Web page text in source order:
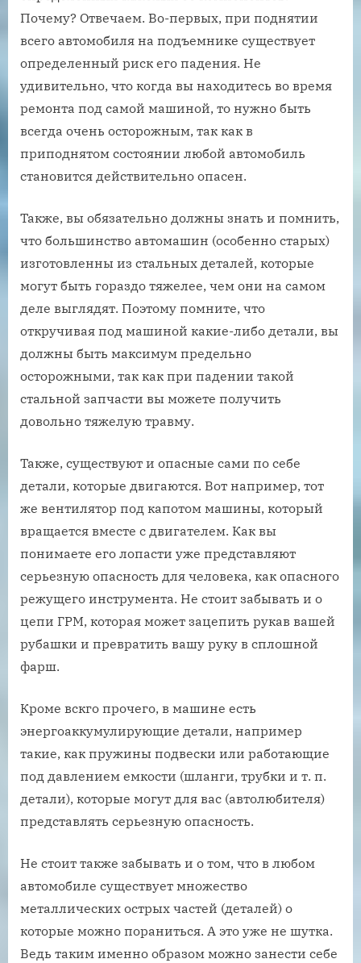
Почему? Отвечаем. Во-первых, при поднятии
всего автомобиля на подъемнике существует
определенный риск его падения. Не
удивительно, что когда вы находитесь во время
ремонта под самой машиной, то нужно быть
всегда очень осторожным, так как в
приподнятом состоянии любой автомобиль
становится действительно опасен.
Также, вы обязательно должны знать и помнить,
что большинство автомашин (особенно старых)
изготовленны из стальных деталей, которые
могут быть гораздо тяжелее, чем они на самом
деле выглядят. Поэтому помните, что
откручивая под машиной какие-либо детали, вы
должны быть максимум предельно
осторожными, так как при падении такой
стальной запчасти вы можете получить
довольно тяжелую травму.
Также, существуют и опасные сами по себе
детали, которые двигаются. Вот например, тот
же вентилятор под капотом машины, который
вращается вместе с двигателем. Как вы
понимаете его лопасти уже представляют
серьезную опасность для человека, как опасного
режущего инструмента. Не стоит забывать и о
цепи ГРМ, которая может зацепить рукав вашей
рубашки и превратить вашу руку в сплошной
фарш.
Кроме вскго прочего, в машине есть
энергоаккумулирующие детали, например
такие, как пружины подвески или работающие
под давлением емкости (шланги, трубки и т. п.
детали), которые могут для вас (автолюбителя)
представлять серьезную опасность.
Не стоит также забывать и о том, что в любом
автомобиле существует множество
металлических острых частей (деталей) о
которые можно пораниться. А это уже не шутка.
Ведь таким именно образом можно занести себе